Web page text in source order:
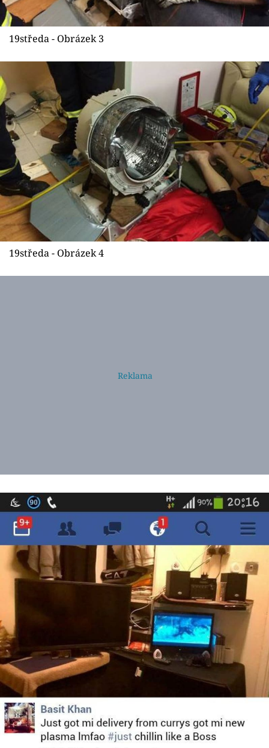
19středa - Obrázek 3
19středa - Obrázek 4